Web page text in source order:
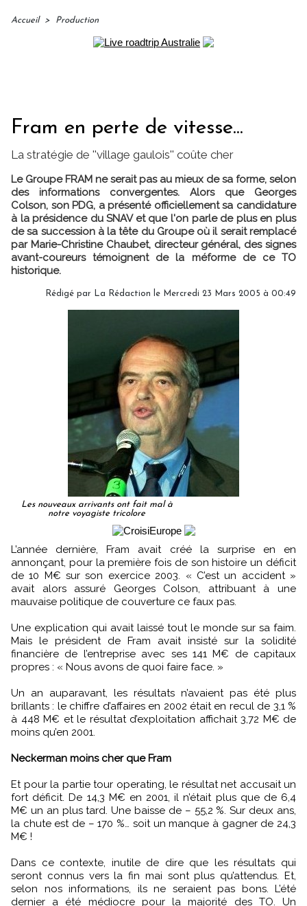
Accueil > Production
Fram en perte de vitesse...
La stratégie de ''village gaulois'' coûte cher
Le Groupe FRAM ne serait pas au mieux de sa forme, selon
des informations convergentes. Alors que Georges
Colson, son PDG, a présenté officiellement sa candidature
à la présidence du SNAV et que l'on parle de plus en plus
de sa succession à la tête du Groupe où il serait remplacé
par Marie-Christine Chaubet, directeur général, des signes
avant-coureurs témoignent de la méforme de ce TO
historique.
Rédigé par La Rédaction le Mercredi 23 Mars 2005 à 00:49
Les nouveaux arrivants ont fait mal à
notre voyagiste tricolore
L’année dernière, Fram avait créé la surprise en en
annonçant, pour la première fois de son histoire un déficit
de 10 M€ sur son exercice 2003. « C’est un accident »
avait alors assuré Georges Colson, attribuant à une
mauvaise politique de couverture ce faux pas.
Une explication qui avait laissé tout le monde sur sa faim.
Mais le président de Fram avait insisté sur la solidité
financière de l’entreprise avec ses 141 M€ de capitaux
propres : « Nous avons de quoi faire face. »
Un an auparavant, les résultats n’avaient pas été plus
brillants : le chiffre d’affaires en 2002 était en recul de 3,1 %
à 448 M€ et le résultat d’exploitation affichait 3,72 M€ de
moins qu’en 2001.
Neckerman moins cher que Fram
Et pour la partie tour operating, le résultat net accusait un
fort déficit. De 14,3 M€ en 2001, il n’était plus que de 6,4
M€ un an plus tard. Une baisse de – 55,2 %. Sur deux ans,
la chute est de – 170 %… soit un manque à gagner de 24,3
M€ !
Dans ce contexte, inutile de dire que les résultats qui
seront connus vers la fin mai sont plus qu’attendus. Et,
selon nos informations, ils ne seraient pas bons. L’été
dernier a été médiocre pour la majorité des TO. Un